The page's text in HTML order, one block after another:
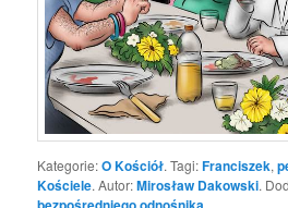
Kategorie:O Kościół. Tagi:Franciszek,
Kościele. Autor:Mirosław Dakowski.